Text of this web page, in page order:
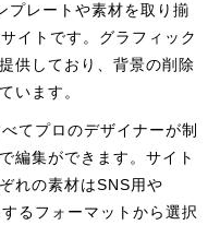
レートや素材を取り揃
イトです。グラフィック
供しており、背景の削除
います。
てプロのデザイナーが制
編集ができます。サイト
れの素材はSNS用や
るフォーマットから選択